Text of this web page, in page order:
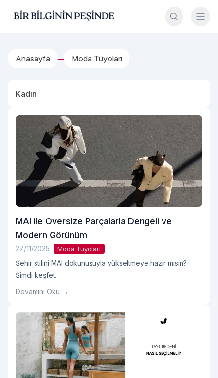
Bir Bilginin Peşinde!
Anasayfa Moda Tüyoları
Kadın
MAI ile Oversize Parçalarla Dengeli ve
Modern Görünüm
27/11/2025 Moda Tüyoları
Şehir stilini MAI dokunuşuyla yükseltmeye hazır mısın?
Şimdi keşfet.
Devamını Oku →